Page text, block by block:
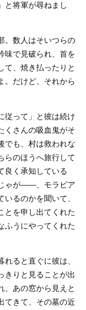
と将軍が尋ねまし
。数人はそいつらの
味で見破られ、首を
て、焼き払ったりと
。だけど、それから
従って」と彼は続け
さんの吸血鬼がそ
も、村は救われな
らのほうへ旅行して
良く承知している
ゃが――、モラビア
るのかを聞いて、
とを申し出てくれた
ふうにやってくれた
ると直ぐに彼は、
きりと見ることが出
、あの窓から見えと
てきて、その墓の近